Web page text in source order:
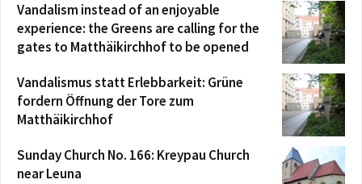
Vandalism instead of an enjoyable
experience: the Greens are calling for the
gates to Matthäikirchhof to be opened
Vandalismus statt Erlebbarkeit: Grüne
fordern Öffnung der Tore zum
Matthäikirchhof
Sunday Church No. 166: Kreypau Church
near Leuna